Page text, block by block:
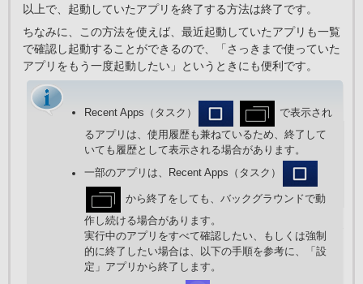
以上で、起動していたアプリを終了する方法は終了です。
ちなみに、この方法を使えば、最近起動していたアプリも一覧
で確認し起動することができるので、「さっきまで使っていた
アプリをもう一度起動したい」というときにも便利です。
Recent Apps（タスク）
で表示され
るアプリは、使用履歴も兼ねているため、終了して
いても履歴として表示される場合があります。
一部のアプリは、Recent Apps（タスク）
から終了をしても、バックグラウンドで動
作し続ける場合があります。
実行中のアプリをすべて確認したい、もしくは強制
的に終了したい場合は、以下の手順を参考に、「設
定」アプリから終了します。